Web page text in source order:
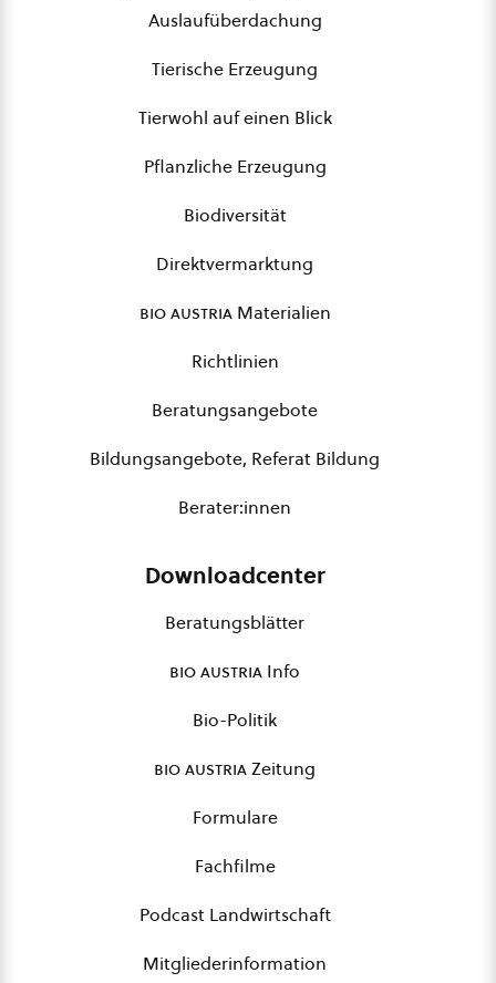
Auslaufüberdachung
Tierische Erzeugung
Tierwohl auf einen Blick
Pflanzliche Erzeugung
Biodiversität
Direktvermarktung
bio austriaMaterialien
Richtlinien
Beratungsangebote
Bildungsangebote, Referat Bildung
Berater:innen
Downloadcenter
Beratungsblätter
bio austria Info
Bio-Politik
bio austriaZeitung
Formulare
Fachfilme
Podcast Landwirtschaft
Mitgliederinformation